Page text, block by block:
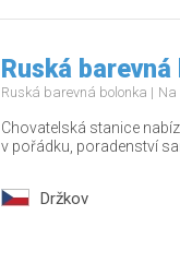
Ruská
Ruská barevná bolonka Na
Chovatelská stanice
v pořádku, poradenství
Držkov